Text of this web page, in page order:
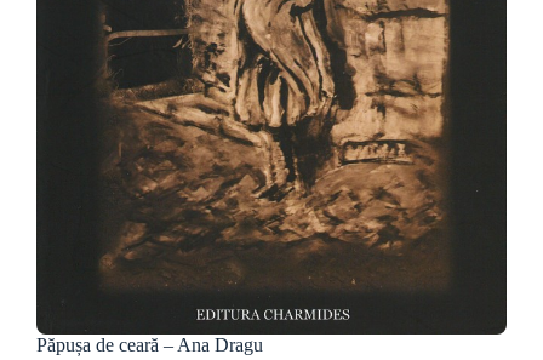
Păpușa de ceară – Ana Dragu